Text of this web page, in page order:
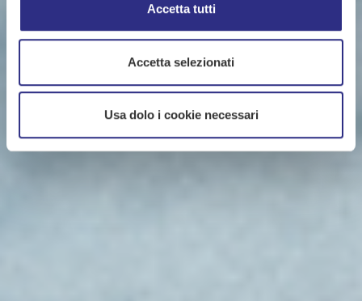
Accetta tutti
Accetta selezionati
Usa dolo i cookie necessari